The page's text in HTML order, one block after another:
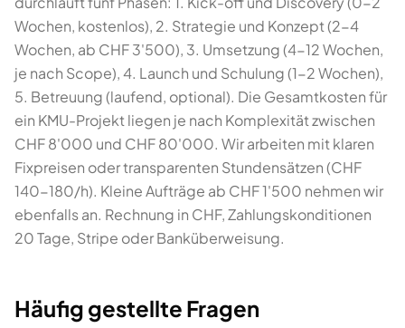
Wochen, kostenlos), 2. Strategie und Konzept (2-4
Wochen, ab CHF 3'500), 3. Umsetzung (4-12 Wochen,
je nach Scope), 4. Launch und Schulung (1-2 Wochen),
5. Betreuung (laufend, optional). Die Gesamtkosten für
ein KMU-Projekt liegen je nach Komplexität zwischen
CHF 8'000 und CHF 80'000. Wir arbeiten mit klaren
Fixpreisen oder transparenten Stundensätzen (CHF
140-180/h). Kleine Aufträge ab CHF 1'500 nehmen wir
ebenfalls an. Rechnung in CHF, Zahlungskonditionen
20 Tage, Stripe oder Banküberweisung.
Häufig gestellte Fragen